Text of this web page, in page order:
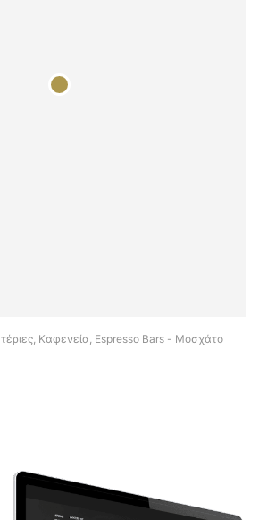
Καφενεία, Espresso Bars - Μοσχάτο